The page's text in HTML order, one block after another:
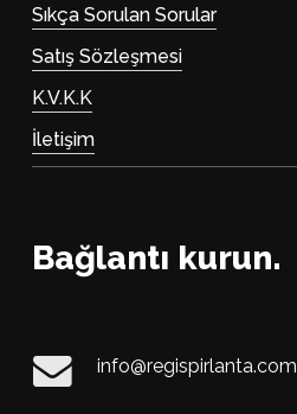
Sıkça Sorulan Sorular
Satış Sözleşmesi
K.V.K.K
İletişim
Bağlantı kurun.
info@regispirlanta.com